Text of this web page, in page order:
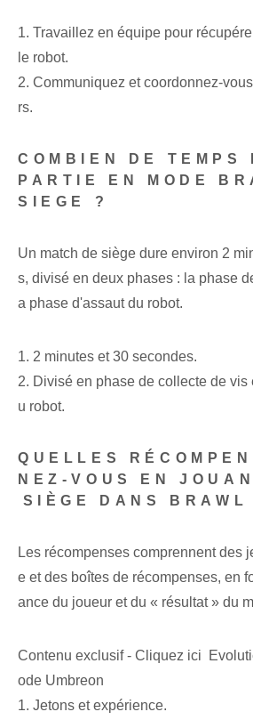
1. Travaillez en équipe pour
le robot.
2.​ Communiquez et coordonnez-
rs.
COMBIEN DE TEMPS
PARTIE EN MODE
SIEGE ?
Un ⁤match‌ de siège ⁢dure ‍environ 2
s, divisé en deux ‍phases : la ⁢phase
a phase d'assaut du robot.
1. 2 minutes et 30 secondes.
2. Divisé en phase de collecte de vis
u robot.
QUELLES
NEZ-VOUS EN
⁢SIÈGE DANS BRAWL
Les récompenses comprennent des
e et des boîtes de récompenses, en
ance du joueur et du « résultat » du
Contenu exclusif - Cliquez ici
ode Umbreon
1. Jetons et expérience.